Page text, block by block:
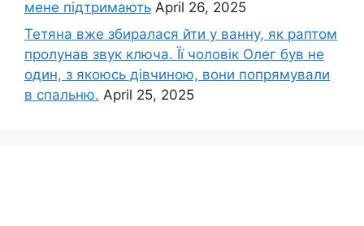
мене підтримають April 26, 2025
Тетяна вже збиралася йти у ванну, як раптом
пролунав звук ключа. Її чоловік Олег був не
один, з якоюсь дівчиною, вони попрямували
в спальню. April 25, 2025